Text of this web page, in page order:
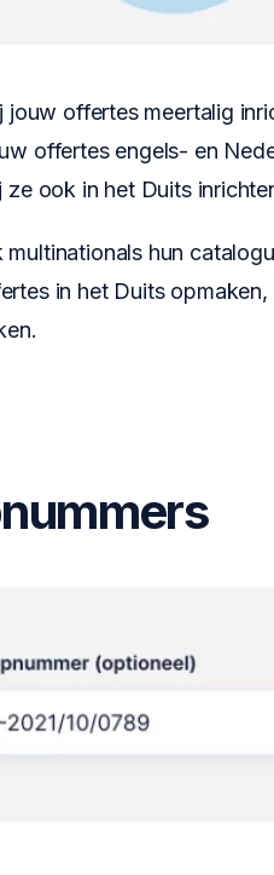
jouw offertes meertalig
offertes engels- en
ze ook in het Duits
multinationals hun
in het Duits opmaken,